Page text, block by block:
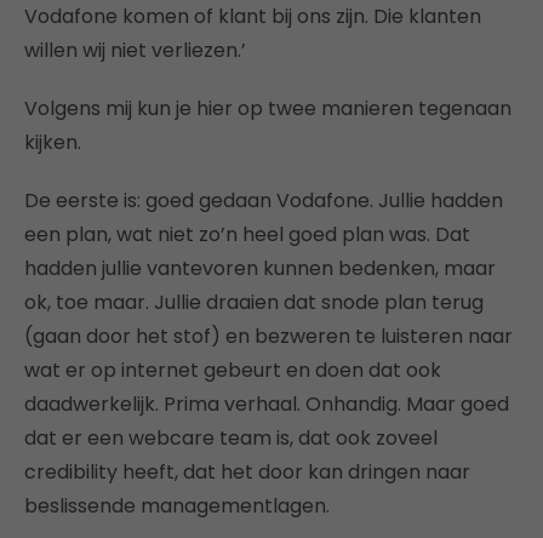
Vodafone komen of klant bij ons zijn. Die klanten
willen wij niet verliezen.’
Volgens mij kun je hier op twee manieren tegenaan
kijken.
De eerste is: goed gedaan Vodafone. Jullie hadden
een plan, wat niet zo’n heel goed plan was. Dat
hadden jullie vantevoren kunnen bedenken, maar
ok, toe maar. Jullie draaien dat snode plan terug
(gaan door het stof) en bezweren te luisteren naar
wat er op internet gebeurt en doen dat ook
daadwerkelijk. Prima verhaal. Onhandig. Maar goed
dat er een webcare team is, dat ook zoveel
credibility heeft, dat het door kan dringen naar
beslissende managementlagen.